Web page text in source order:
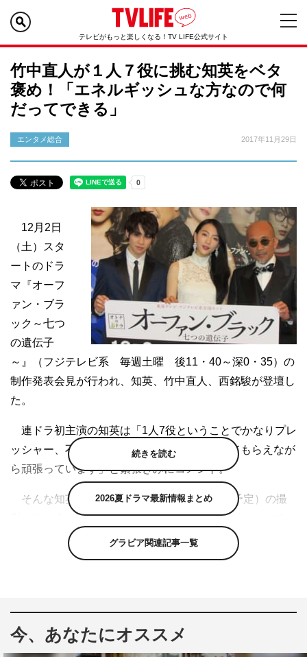
テレビがもっと楽しくなる！TV LIFE公式サイト
竹中直人が１人７役に挑む知英をベタ
褒め！「エネルギッシュな方なので何
だってできる」
エンタメ総合 2017年11月29日
12月2日
（土）スタ
ートのドラ
マ『オーフ
ァン・ブラ
ック～七つ
の遺伝子
～』（フジテレビ系 毎週土曜 後11・40～深0・35）の
制作発表会見が行われ、知英、竹中直人、西銘駿が登壇し
た。
連ドラ初主演の知英は「1人7役ということでかなりプレ
ッシャー、不安もありますが、皆さんに支えてもらえなが
ら頑張っています」と緊張ぎみにコメント。
そんな知英と映画「レオン」（2018年公開予定）の撮
影ぶりに会ったという竹中は「知英はエネルギッシュで、
とても思いの強い方なので何だってできるでしょう」と絶
賛。本作には同じく「レオン」に出演する山崎育三郎も、
も初対面ではなかったですし、明るい方なので現場でも楽
しくやらせていただいています」と共演を喜んだ。
続きを読む
2026夏ドラマ最新情報まとめ
グラビア関連記事一覧
今、あなたにオススメ